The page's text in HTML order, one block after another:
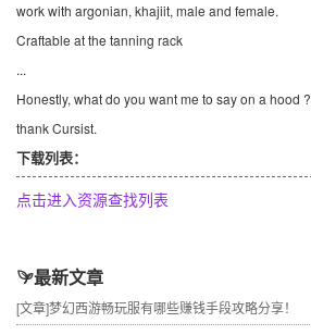
work with argonian, khajiit, male and female.
Craftable at the tanning rack
...
Honestly, what do you want me to say on a hood ?
thank Cursist.
下载列表：
点击进入资源查找列表
最新文章
[文章]梦幻西游畅玩服有哪些赚钱手段攻略分享！